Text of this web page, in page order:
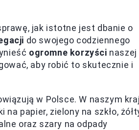
jak istotne jest dbanie o
do swojego codziennego
ogromne korzyści naszej
aby robić to skutecznie i
w Polsce. W naszym
na papier, zielony na szkło,
oraz szary na odpady